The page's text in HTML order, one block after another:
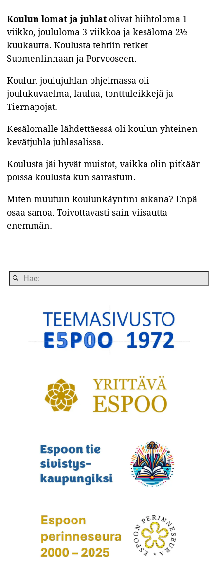
Koulun lomat ja juhlat olivat hiihtoloma 1
viikko, joululoma 3 viikkoa ja kesäloma 2½
kuukautta. Koulusta tehtiin retket
Suomenlinnaan ja Porvooseen.
Koulun joulujuhlan ohjelmassa oli
joulukuvaelma, laulua, tonttuleikkejä ja
Tiernapojat.
Kesälomalle lähdettäessä oli koulun yhteinen
kevätjuhla juhlasalissa.
Koulusta jäi hyvät muistot, vaikka olin pitkään
poissa koulusta kun sairastuin.
Miten muutuin koulunkäyntini aikana? Enpä
osaa sanoa. Toivottavasti sain viisautta
enemmän.